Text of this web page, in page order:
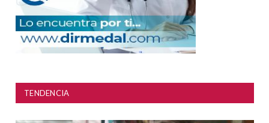
TENDENCIA